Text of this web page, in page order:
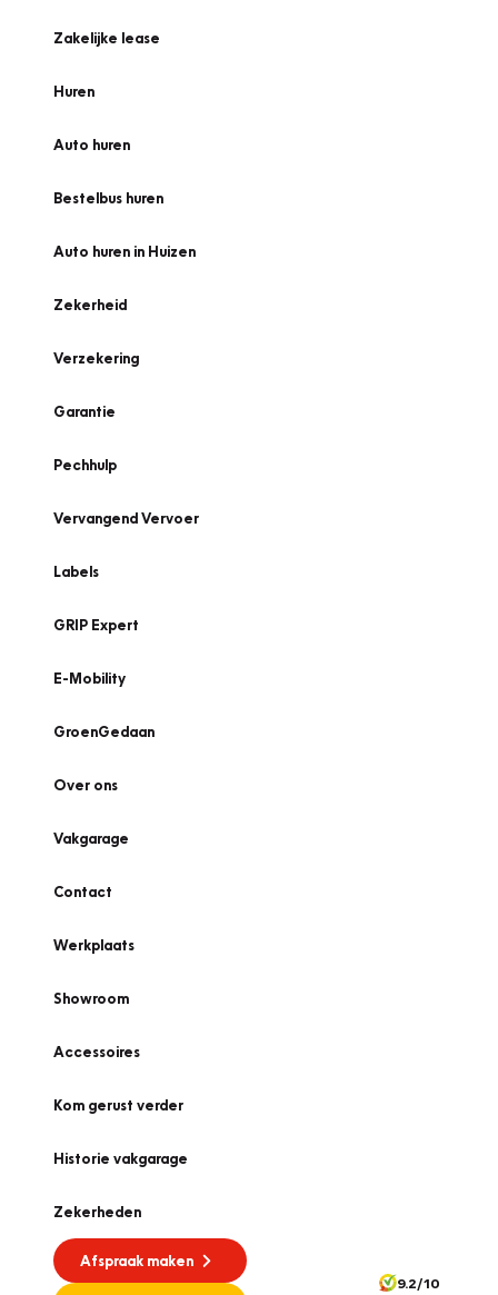
Zakelijke lease
Huren
Auto huren
Bestelbus huren
Auto huren in Huizen
Zekerheid
Verzekering
Garantie
Pechhulp
Vervangend Vervoer
Labels
GRIP Expert
E-Mobility
GroenGedaan
Over ons
Vakgarage
Contact
Werkplaats
Showroom
Accessoires
Kom gerust verder
Historie vakgarage
Zekerheden
Afspraak maken
9.2/10